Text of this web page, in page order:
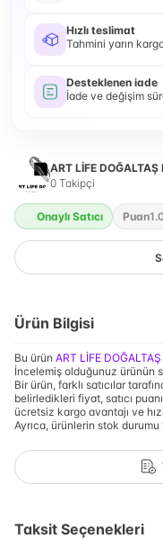
Hızlı teslimat
Tahmini yarın
Desteklenen iade
İade ve değişim
ART LİFE
0 Takipçi
Onaylı Satıcı Puan
Ürün Bilgisi
Bu ürün ART LİFE
İncelemiş olduğunuz ürünün
Bir ürün, farklı satıcılar
belirledikleri fiyat, satıcı
ücretsiz kargo avantajı ve
Ayrıca, ürünlerin stok
Taksit Seçenekleri